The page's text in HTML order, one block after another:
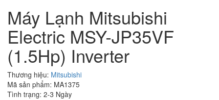
Máy Lạnh Mitsubishi
Electric MSY-JP35VF
(1.5Hp) Inverter
Thương hiệu: Mitsubishi
Mã sản phẩm: MA1375
Tình trạng: 2-3 Ngày